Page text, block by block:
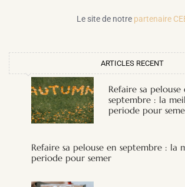
Le site de notre partenaire
ARTICLES RECENT
Refaire sa pelouse
septembre : la
periode pour
Refaire sa pelouse en septembre : la
periode pour semer